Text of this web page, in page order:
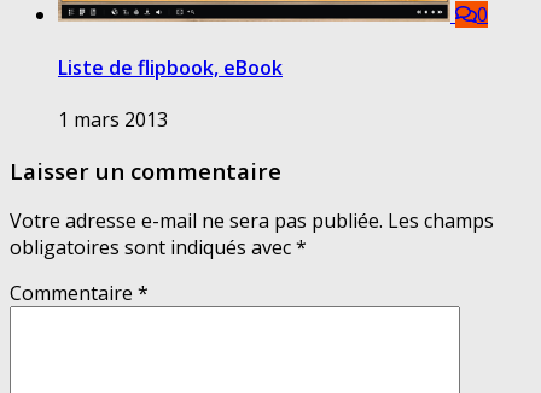
0
Liste de flipbook, eBook
1 mars 2013
Laisser un commentaire
Votre adresse e-mail ne sera pas publiée. Les champs
obligatoires sont indiqués avec*
Commentaire *